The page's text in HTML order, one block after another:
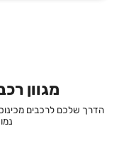
מגוון רכבים
הדרך שלכם לרכבים מכינוס